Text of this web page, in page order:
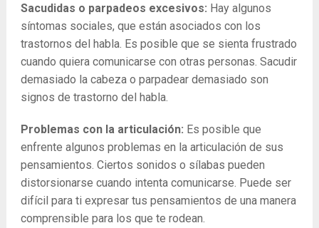
Sacudidas o parpadeos excesivos: Hay algunos
síntomas sociales, que están asociados con los
trastornos del habla. Es posible que se sienta frustrado
cuando quiera comunicarse con otras personas. Sacudir
demasiado la cabeza o parpadear demasiado son
signos de trastorno del habla.
Problemas con la articulación: Es posible que
enfrente algunos problemas en la articulación de sus
pensamientos. Ciertos sonidos o sílabas pueden
distorsionarse cuando intenta comunicarse. Puede ser
difícil para ti expresar tus pensamientos de una manera
comprensible para los que te rodean.